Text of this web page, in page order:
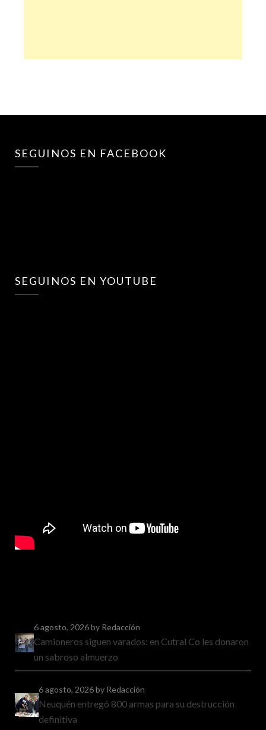
SEGUINOS EN FACEBOOK
SEGUINOS EN YOUTUBE
6 agosto, 2026by Redacción
Camioneros siguen varados: en Cutral Co les donaron
un sabroso almuerzo
6 agosto, 2026by Redacción
Neuquén entregó 800 armas para su destrucción
definitiva